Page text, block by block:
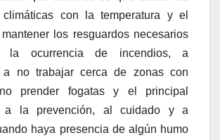
climáticas con la temperatura y el
los resguardos necesarios
la ocurrencia de incendios, a
a no trabajar cerca de zonas con
prender fogatas y el principal
a la prevención, al cuidado y a
haya presencia de algún humo